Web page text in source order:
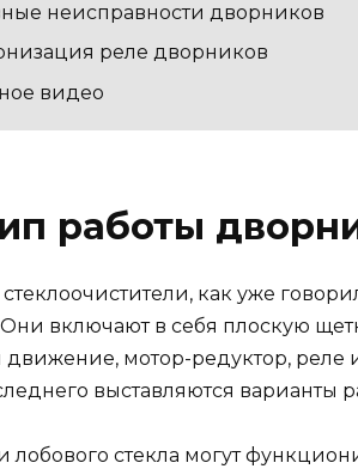
неисправности дворников
реле дворников
видео
работы
как уже
включают в себя плоскую
мотор-редуктор, реле
выставляются варианты
лобового стекла могут